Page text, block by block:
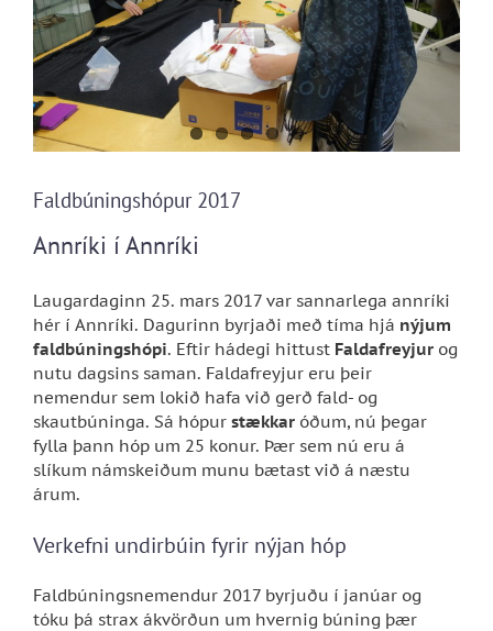
Faldbúningshópur 2017
Annríki í Annríki
Laugardaginn 25. mars 2017 var sannarlega annríki
hér í Annríki. Dagurinn byrjaði með tíma hjá nýjum
faldbúningshópi. Eftir hádegi hittust Faldafreyjur og
nutu dagsins saman. Faldafreyjur eru þeir
nemendur sem lokið hafa við gerð fald- og
skautbúninga. Sá hópur stækkar óðum, nú þegar
fylla þann hóp um 25 konur. Þær sem nú eru á
slíkum námskeiðum munu bætast við á næstu
árum.
Verkefni undirbúin fyrir nýjan hóp
Faldbúningsnemendur 2017 byrjuðu í janúar og
tóku þá strax ákvörðun um hvernig búning þær